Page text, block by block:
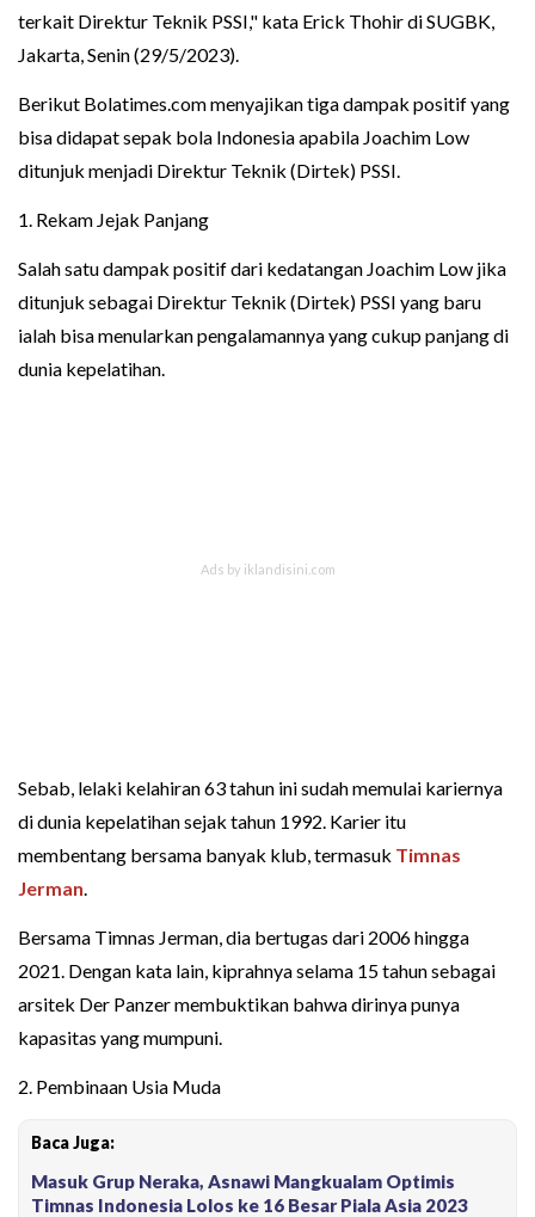
terkait Direktur Teknik PSSI," kata Erick Thohir di SUGBK,
Jakarta, Senin (29/5/2023).
Berikut Bolatimes.com menyajikan tiga dampak positif yang
bisa didapat sepak bola Indonesia apabila Joachim Low
ditunjuk menjadi Direktur Teknik (Dirtek) PSSI.
1. Rekam Jejak Panjang
Salah satu dampak positif dari kedatangan Joachim Low jika
ditunjuk sebagai Direktur Teknik (Dirtek) PSSI yang baru
ialah bisa menularkan pengalamannya yang cukup panjang di
dunia kepelatihan.
Sebab, lelaki kelahiran 63 tahun ini sudah memulai kariernya
di dunia kepelatihan sejak tahun 1992. Karier itu
membentang bersama banyak klub, termasuk Timnas
Jerman.
Bersama Timnas Jerman, dia bertugas dari 2006 hingga
2021. Dengan kata lain, kiprahnya selama 15 tahun sebagai
arsitek Der Panzer membuktikan bahwa dirinya punya
kapasitas yang mumpuni.
2. Pembinaan Usia Muda
Baca Juga:
Masuk Grup Neraka, Asnawi Mangkualam Optimis
Timnas Indonesia Lolos ke 16 Besar Piala Asia 2023